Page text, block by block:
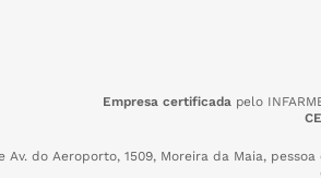
Empresa certificadapelo
Av. do Aeroporto, 1509, Moreira da Maia, pessoa